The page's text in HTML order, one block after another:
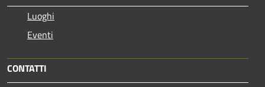
Luoghi
Eventi
CONTATTI